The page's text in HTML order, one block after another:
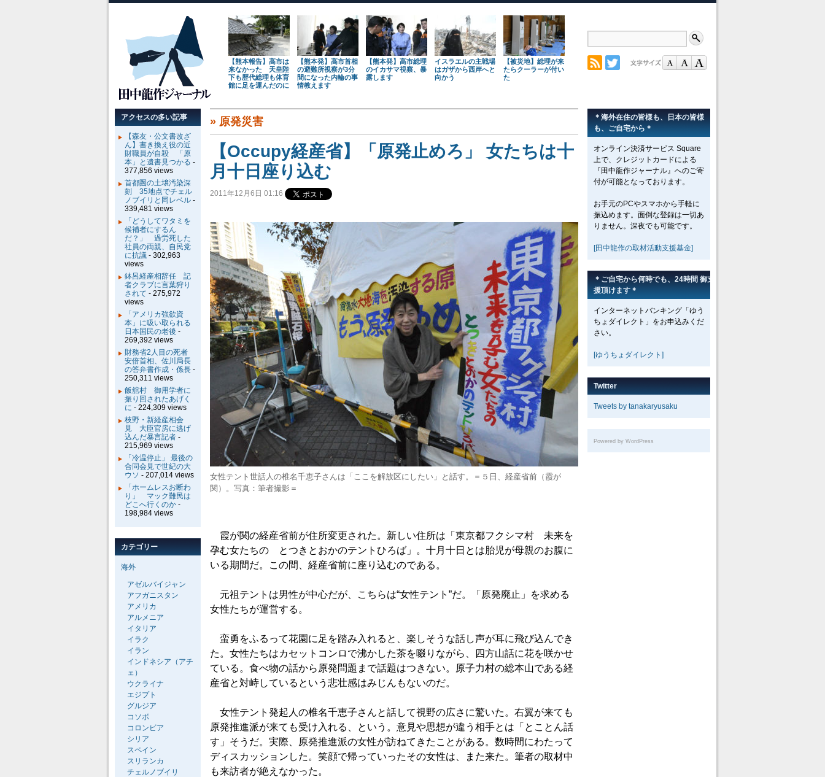
【熊本報告】高市は
来なかった 天皇陛
下も歴代総理も体育
館に足を運んだのに
【熊本発】高市首相
の避難所視察が3分
間になった内輪の事
情教えます
【熊本発】高市総理
のイカサマ視察、暴
露します
イスラエルの主戦場
はガザから西岸へと
向かう
【被災地】総理が来
たらクーラーが付い
た
» 原発災害
【Occupy経産省】「原発止めろ」 女たちは十
月十日座り込む
2011年12月6日 01:16
女性テント世話人の椎名千恵子さんは「ここを解放区にしたい」と話す。＝５日、経産省前（霞が
関）。写真：筆者撮影＝
霞が関の経産省前が住所変更された。新しい住所は「東京都フクシマ村 未来を
孕む女たちの とつきとおかのテントひろば」。十月十日とは胎児が母親のお腹に
いる期間だ。この間、経産省前に座り込むのである。
元祖テントは男性が中心だが、こちらは“女性テント”だ。「原発廃止」を求める
女性たちが運営する。
蛮勇をふるって花園に足を踏み入れると、楽しそうな話し声が耳に飛び込んでき
た。女性たちはカセットコンロで沸かした茶を啜りながら、四方山話に花を咲かせ
ている。食べ物の話から原発問題まで話題はつきない。原子力村の総本山である経
産省と対峙しているという悲壮感はみじんもないのだ。
女性テント発起人の椎名千恵子さんと話して視野の広さに驚いた。右翼が来ても
原発推進派が来ても受け入れる、という。意見や思想が違う相手とは「とことん話
す」そうだ。実際、原発推進派の女性が訪ねてきたことがある。数時間にわたって
ディスカッションした。笑顔で帰っていったその女性は、また来た。筆者の取材中
も来訪者が絶えなかった。
＊海外在住の皆様も、日本の皆様
も、ご自宅から＊
オンライン決済サービス Square
上で、クレジットカードによる
『田中龍作ジャーナル』へのご寄
付が可能となっております。
お手元のPCやスマホから手軽に
振込めます。面倒な登録は一切あ
りません。深夜でも可能です。
[田中龍作の取材活動支援基金]
＊ご自宅から何時でも、24時間 御支
援頂けます＊
インターネットバンキング「ゆう
ちょダイレクト」をお申込みくだ
さい。
[ゆうちょダイレクト]
Twitter
Tweets by tanakaryusaku
Powered by WordPress
アクセスの多い記事
【森友・公文書改ざ
ん】書き換え役の近
財職員が自殺 「原
本」と遺書見つかる -
377,856 views
首都圏の土壌汚染深
刻 35地点でチェル
ノブイリと同レベル -
339,481 views
「どうしてワタミを
候補者にするん
だ？」 過労死した
社員の両親、自民党
に抗議 - 302,963
views
鉢呂経産相辞任 記
者クラブに言葉狩り
されて - 275,972
views
「アメリカ強欲資
本」に吸い取られる
日本国民の老後 -
269,392 views
財務省2人目の死者
安倍首相、佐川局長
の答弁書作成・係長 -
250,311 views
飯舘村 御用学者に
振り回されたあげく
に - 224,309 views
枝野・新経産相会
見 大臣官房に逃げ
込んだ暴言記者 -
215,969 views
「冷温停止」 最後の
合同会見で世紀の大
ウソ - 207,014 views
「ホームレスお断わ
り」 マック難民は
どこへ行くのか -
198,984 views
カテゴリー
海外
アゼルバイジャン
アフガニスタン
アメリカ
アルメニア
イタリア
イラク
イラン
インドネシア（アチ
ェ）
ウクライナ
エジプト
グルジア
コソボ
コロンビア
シリア
スペイン
スリランカ
チェルノブイリ